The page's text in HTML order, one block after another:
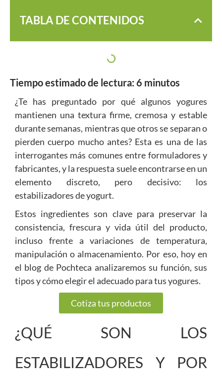
TABLA DE CONTENIDOS
Tiempo estimado de lectura: 6 minutos
¿Te has preguntado por qué algunos yogures
mantienen una textura firme, cremosa y estable
durante semanas, mientras que otros se separan o
pierden cuerpo mucho antes? Esta es una de las
interrogantes más comunes entre formuladores y
fabricantes, y la respuesta suele encontrarse en un
elemento discreto, pero decisivo: los
estabilizadores de yogurt.
Estos ingredientes son clave para preservar la
consistencia, frescura y vida útil del producto,
incluso frente a variaciones de temperatura,
manipulación o almacenamiento. Por eso, hoy en
el blog de Pochteca analizaremos su función, sus
tipos y cómo elegir el adecuado para tus yogures.
Cotiza tus productos
¿QUÉ SON LOS
ESTABILIZADORES Y POR